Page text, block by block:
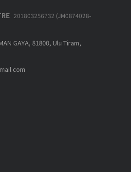
201803256732 (JM0874028-
GAYA, 81800, Ulu Tiram,